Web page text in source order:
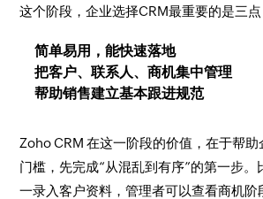
这个阶段，企业选择CRM最重要的是三点
简单易用，能快速落地
把客户、联系人、商机集中管理
帮助销售建立基本跟进规范
Zoho CRM 在这一阶段的价值，在于帮
门槛，先完成“从混乱到有序”的第一步。
一录入客户资料，管理者可以查看商机阶